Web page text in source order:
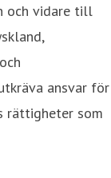
och vidare till
ansvar för
rättigheter som